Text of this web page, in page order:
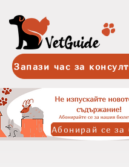
Запази час за